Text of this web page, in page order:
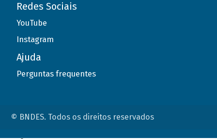
Redes Sociais
YouTube
Instagram
Ajuda
Perguntas frequentes
© BNDES. Todos os direitos reservados